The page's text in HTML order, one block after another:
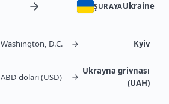
ŞURAYAUkraine
Washington, D.C. Kyiv
ABD doları (USD)
Ukrayna grivnası
(UAH)